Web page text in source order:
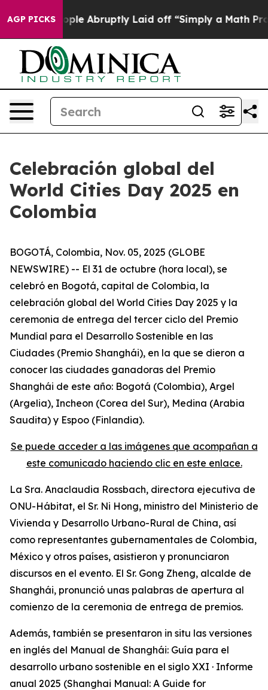
AGP PICKS
the People Abruptly Laid off “Simply a Math
Celebración global del
World Cities Day 2025 en
Colombia
BOGOTÁ, Colombia, Nov. 05, 2025 (GLOBE
NEWSWIRE) -- El 31 de octubre (hora local), se
celebró en Bogotá, capital de Colombia, la
celebración global del World Cities Day 2025 y la
ceremonia de entrega del tercer ciclo del Premio
Mundial para el Desarrollo Sostenible en las
Ciudades (Premio Shanghái), en la que se dieron a
conocer las ciudades ganadoras del Premio
Shanghái de este año: Bogotá (Colombia), Argel
(Argelia), Incheon (Corea del Sur), Medina (Arabia
Saudita) y Espoo (Finlandia).
Se puede acceder a las imágenes que acompañan a
este comunicado haciendo clic en este enlace.
La Sra. Anaclaudia Rossbach, directora ejecutiva de
ONU-Hábitat, el Sr. Ni Hong, ministro del Ministerio de
Vivienda y Desarrollo Urbano-Rural de China, así
como representantes gubernamentales de Colombia,
México y otros países, asistieron y pronunciaron
discursos en el evento. El Sr. Gong Zheng, alcalde de
Shanghái, pronunció unas palabras de apertura al
comienzo de la ceremonia de entrega de premios.
Además, también se presentaron in situ las versiones
en inglés del Manual de Shanghái: Guía para el
desarrollo urbano sostenible en el siglo XXI · Informe
anual 2025 (Shanghai Manual: A Guide for